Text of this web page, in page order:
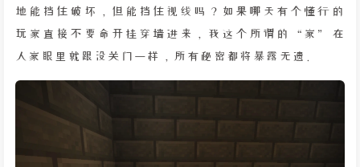
地能挡住破坏，但能挡住视线吗？如果哪天有个懂行的
玩家直接不要命开挂穿墙进来，我这个所谓的“家”在
人家眼里就跟没关门一样，所有秘密都将暴露无遗。